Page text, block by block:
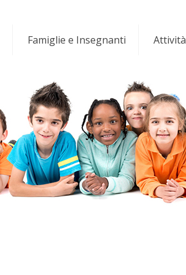
Famiglie e Insegnanti Attività